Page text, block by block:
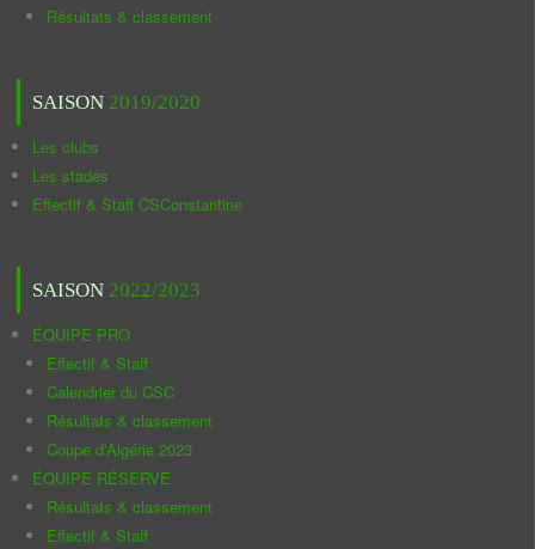
Résultats & classement
SAISON 2019/2020
Les clubs
Les stades
Effectif & Staff CSConstantine
SAISON 2022/2023
ÉQUIPE PRO
Effectif & Staff
Calendrier du CSC
Résultats & classement
Coupe d'Algérie 2023
ÉQUIPE RÉSERVE
Résultats & classement
Effectif & Staff